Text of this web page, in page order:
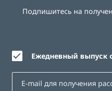
Подпишитесь на
Ежедневный выпуск